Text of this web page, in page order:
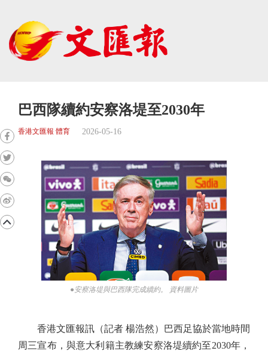
巴西隊續約安察洛堤至2030年
香港文匯報 體育 2026-05-16
●安察洛堤與巴西隊完成續約。 資料圖片
香港文匯報訊（記者 楊浩然）巴西足協於當地時間
周三宣布，與意大利籍主教練安察洛堤續約至2030年，